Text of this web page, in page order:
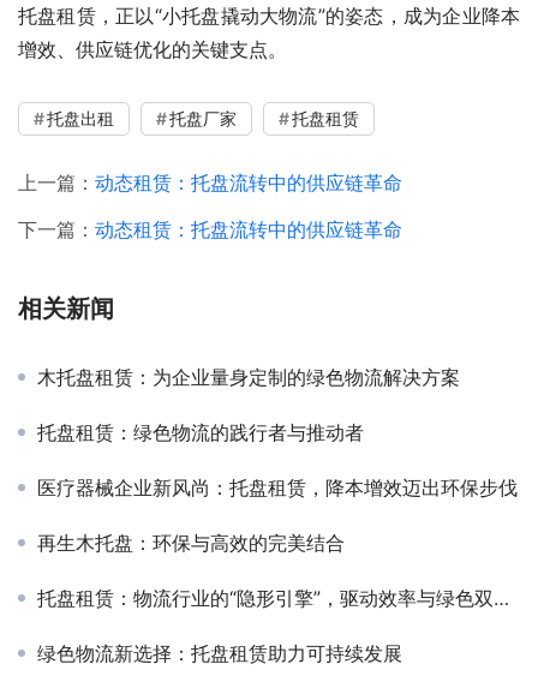
托盘租赁，正以“小托盘撬动大物流”的姿态，成为企业降本
增效、供应链优化的关键支点。
托盘出租 托盘厂家 托盘租赁
上一篇： 动态租赁：托盘流转中的供应链革命
下一篇： 动态租赁：托盘流转中的供应链革命
相关新闻
木托盘租赁：为企业量身定制的绿色物流解决方案
托盘租赁：绿色物流的践行者与推动者
医疗器械企业新风尚：托盘租赁，降本增效迈出环保步伐
再生木托盘：环保与高效的完美结合
托盘租赁：物流行业的“隐形引擎”，驱动效率与绿色双升级
绿色物流新选择：托盘租赁助力可持续发展